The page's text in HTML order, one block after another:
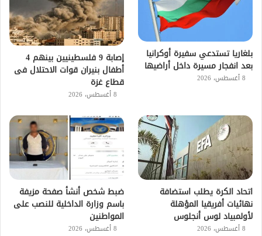
بلغاريا تستدعي سفيرة أوكرانيا
بعد انفجار مسيرة داخل أراضيها
8 أغسطس، 2026
إصابة 9 فلسطينيين بينهم 4
أطفال بنيران قوات الاحتلال فى
قطاع غزة
8 أغسطس، 2026
اتحاد الكرة يطلب استضافة
نهائيات أفريقيا المؤهلة
لأولمبياد لوس أنجلوس
8 أغسطس، 2026
ضبط شخص أنشأ صفحة مزيفة
باسم وزارة الداخلية للنصب على
المواطنين
8 أغسطس، 2026